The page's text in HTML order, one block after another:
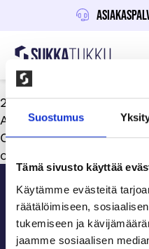
Suostumus
Tämä sivusto käyttää
Käytämme evästeitä
räätälöimiseen,
tukemiseen ja
jaamme sosiaalisen
Sukkatukku
26 kesäkuun, 2024
Av
Toni Saarinen
Ota yhteyttä ryhmänne
onko lisätilaus
Sidfot